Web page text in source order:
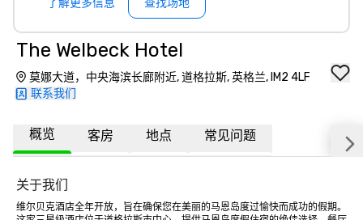
The Welbeck Hotel
莫娜大道，中央海滨长廊附近, 道格拉斯, 英格兰, IM2 4LF
联系我们
概览 客房 地点 常见问题
关于我们
维尔贝克酒店全年开放，旨在确保您在美丽的马恩岛度过愉快而成功的假期。